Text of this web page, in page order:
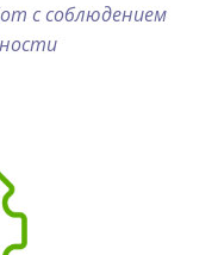
с соблюдением